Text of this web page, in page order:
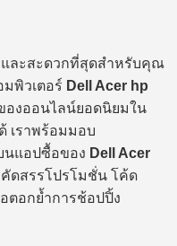
และสะดวกที่สุดสำหรับคุณ
พิวเตอร์ Dell Acer hp
องออนไลน์ยอดนิยมใน
เราพร้อมมอบ
นแอปซื้อของ Dell Acer
ดสรรโปรโมชั่น โค้ด
ตอกย้ำการช้อปปิ้ง